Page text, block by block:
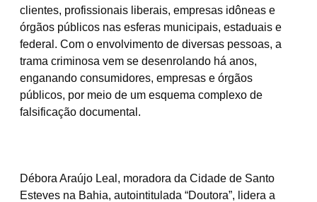
clientes, profissionais liberais, empresas idôneas e
órgãos públicos nas esferas municipais, estaduais e
federal. Com o envolvimento de diversas pessoas, a
trama criminosa vem se desenrolando há anos,
enganando consumidores, empresas e órgãos
públicos, por meio de um esquema complexo de
falsificação documental.
Débora Araújo Leal, moradora da Cidade de Santo
Esteves na Bahia, autointitulada “Doutora”, lidera a